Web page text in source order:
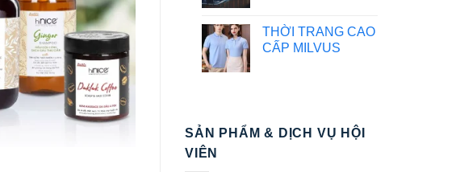
THỜI TRANG CAO
CẤP MILVUS
SẢN PHẨM & DỊCH VỤ HỘI
VIÊN